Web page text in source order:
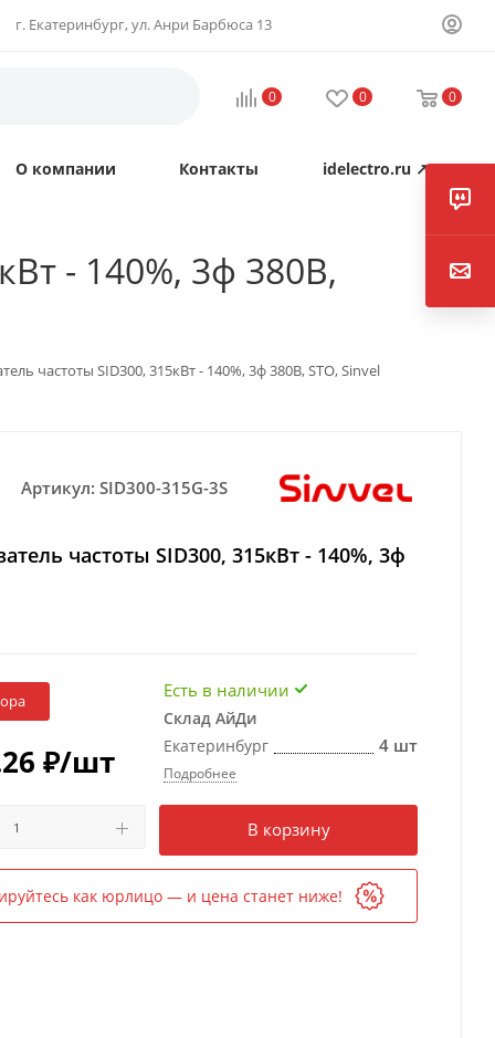
г. Екатеринбург, ул. Анри Барбюса 13
0 0 0
О компании Контакты idelectro.ru ↗
- 140%, 3ф 380В,
частоты SID300, 315кВт - 140%, 3ф 380В, STO, Sinvel
Артикул: SID300-315G-3S
частоты SID300, 315кВт - 140%, 3ф
₽/шт
Есть в наличии
Склад АйДи
Екатеринбург
4 шт
Подробнее
В корзину
как юрлицо — и цена станет ниже!